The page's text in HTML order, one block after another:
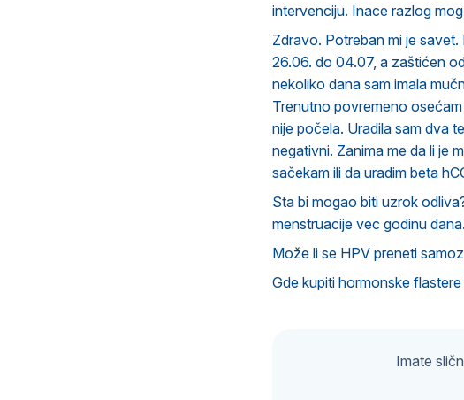
intervenciju. Inace razlog
Zdravo. Potreban mi je
26.06. do 04.07, a zaštićen
nekoliko dana sam imala
Trenutno povremeno
nije počela. Uradila sam dva
negativni. Zanima me da li je
sačekam ili da uradim beta
Sta bi mogao biti uzrok
menstruacije vec godinu
Može li se HPV preneti
Gde kupiti hormonske
Imate